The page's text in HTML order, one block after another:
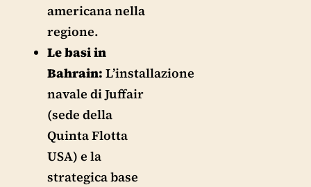
americana nella
regione.
Le basi in
Bahrain: L’installazione
navale di Juffair
(sede della
Quinta Flotta
USA) e la
strategica base